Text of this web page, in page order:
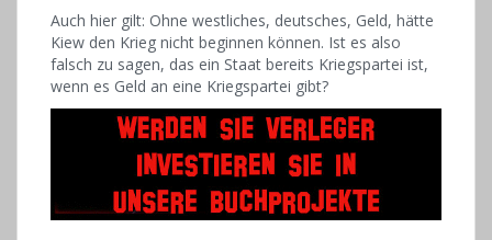
Auch hier gilt: Ohne westliches, deutsches, Geld, hätte
Kiew den Krieg nicht beginnen können. Ist es also
falsch zu sagen, das ein Staat bereits Kriegspartei ist,
wenn es Geld an eine Kriegspartei gibt?